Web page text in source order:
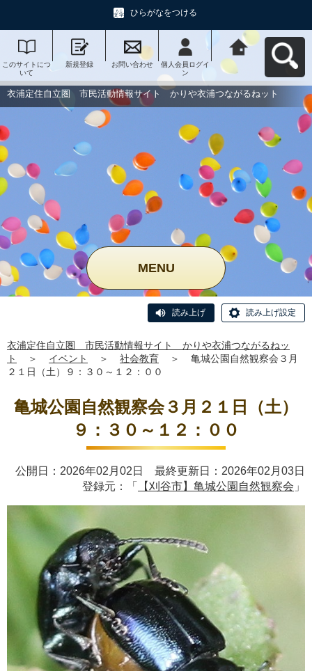
ひらがなをつける
このサイトにつ
いて
新規登録 お問い合わせ
個人会員ログイ
ン
衣浦定住自立
圏 市民活動情
報サイト かり
や衣浦つながる
ねットへ戻る
衣浦定住自立圏 市民活動情報サイト かりや衣浦つながるねット
MENU
読み上げ 読み上げ設定
衣浦定住自立圏 市民活動情報サイト かりや衣浦つながるねッ
ト
＞ イベント ＞ 社会教育 ＞
亀城公園自然観察会３月
２１日（土）９：３０～１２：００
亀城公園自然観察会３月２１日（土）
９：３０～１２：００
公開日：2026年02月02日 最終更新日：2026年02月03日
登録元：「
【刈谷市】亀城公園自然観察会 」